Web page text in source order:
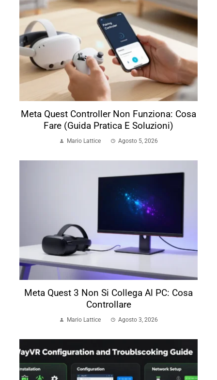
Meta Quest Controller Non Funziona: Cosa
Fare (Guida Pratica E Soluzioni)
Mario Lattice Agosto 5, 2026
Meta Quest 3 Non Si Collega Al PC: Cosa
Controllare
Mario Lattice Agosto 3, 2026